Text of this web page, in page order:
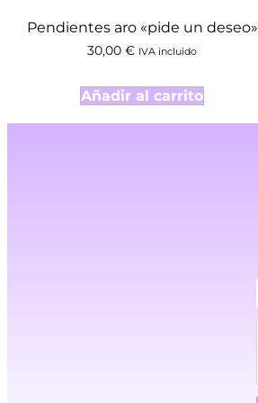
Pendientes aro «pide un deseo»
30,00 € IVA incluido
Añadir al carrito